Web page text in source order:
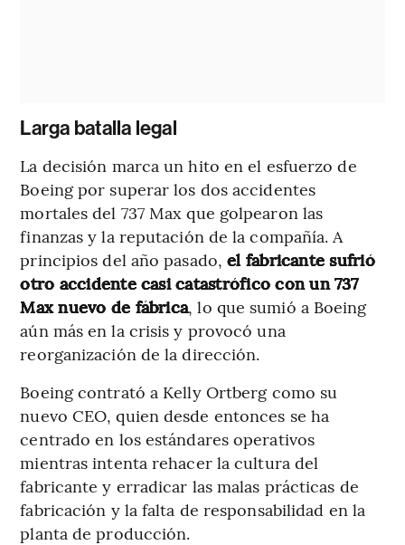
Larga batalla legal
La decisión marca un hito en el esfuerzo de
Boeing por superar los dos accidentes
mortales del 737 Max que golpearon las
finanzas y la reputación de la compañía. A
principios del año pasado,el fabricante sufrió
otro accidente casi catastrófico con un 737
Max nuevo de fábrica, lo que sumió a Boeing
aún más en la crisis y provocó una
reorganización de la dirección.
Boeing contrató a Kelly Ortberg como su
nuevo CEO, quien desde entonces se ha
centrado en los estándares operativos
mientras intenta rehacer la cultura del
fabricante y erradicar las malas prácticas de
fabricación y la falta de responsabilidad en la
planta de producción.